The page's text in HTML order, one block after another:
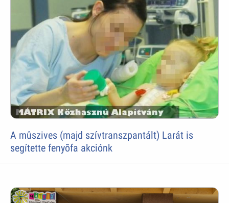
A mûszives (majd szívtranszpantált) Larát is
segítette fenyõfa akciónk